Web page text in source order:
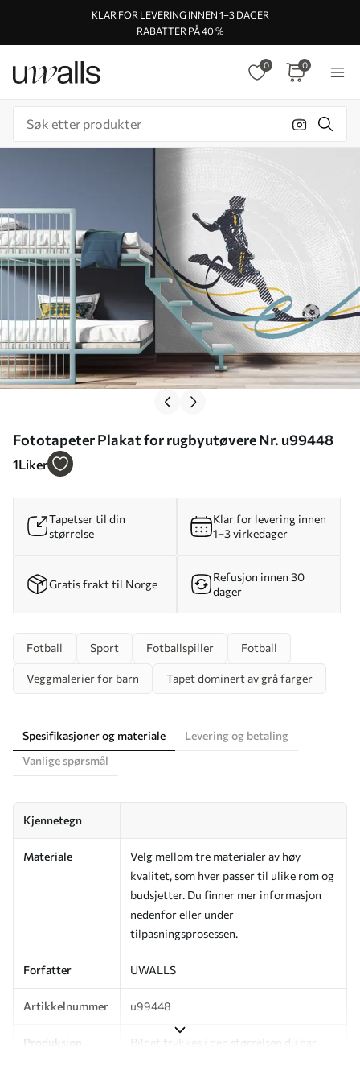
KLAR FOR LEVERING INNEN 1–3 DAGER
RABATTER PÅ 40 %
0 0
Fototapeter Plakat for rugbyutøvere Nr. u99448
1Liker
Tapetser til din
størrelse
Klar for levering innen
1–3 virkedager
Gratis frakt til Norge
Refusjon innen 30
dager
Fotball Sport Fotballspiller Fotball
Veggmalerier for barn Tapet dominert av grå farger
Spesifikasjoner og materiale
Levering og betaling
Vanlige spørsmål
Kjennetegn
Materiale
Velg mellom tre materialer av høy
kvalitet, som hver passer til ulike rom og
budsjetter. Du finner mer informasjon
nedenfor eller under
tilpasningsprosessen.
Forfatter UWALLS
Artikkelnummer u99448
Produksjon
Bildet trykkes i den størrelsen du har